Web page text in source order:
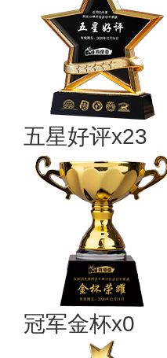
五星好评x23
冠军金杯x0